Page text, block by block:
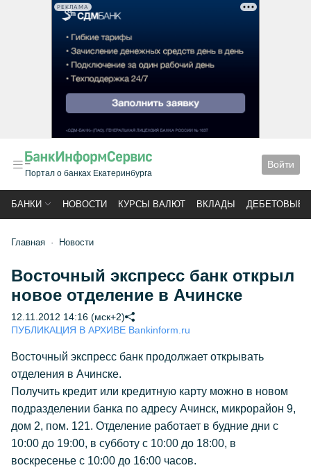
РЕКЛАМА
Портал о банках Екатеринбурга
Войти
БАНКИ НОВОСТИ КУРСЫ ВАЛЮТ ВКЛАДЫ ДЕБЕТОВЫЕ
Главная Новости
Восточный экспресс банк открыл
новое отделение в Ачинске
12.11.2012 14:16 (мск+2)
ПУБЛИКАЦИЯ В АРХИВЕ Bankinform.ru
Восточный экспресс банк продолжает открывать
отделения в Ачинске.
Получить кредит или кредитную карту можно в новом
подразделении банка по адресу Ачинск, микрорайон 9,
дом 2, пом. 121. Отделение работает в будние дни с
10:00 до 19:00, в субботу с 10:00 до 18:00, в
воскресенье с 10:00 до 16:00 часов.